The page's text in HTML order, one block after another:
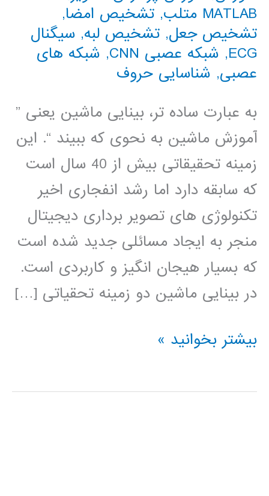
MATLAB متلب
, تشخیص امضا,
تشخیص جعل, تشخیص لبه, سیگنال
ECG
, شبکه عصبی CNN , شبکه های
عصبی, شناسایی حروف
به عبارت ساده تر، بینایی ماشین یعنی ”
آموزش ماشین به نحوی که ببیند “. این
زمینه تحقیقاتی بیش از 40 سال است
که سابقه دارد اما رشد انفجاری اخیر
تکنولوژی های تصویر برداری دیجیتال
منجر به ایجاد مسائلی جدید شده است
که بسیار هیجان انگیز و کاربردی است.
در بینایی ماشین دو زمینه تحقیاتی […]
بسته
جامع
بیشتر بخوانید »